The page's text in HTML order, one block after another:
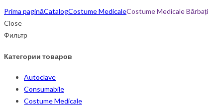
Prima paginăCatalogCostume MedicaleCostume Medicale Bărbați
Close
Фильтр
Категории товаров
Autoclave
Consumabile
Costume Medicale